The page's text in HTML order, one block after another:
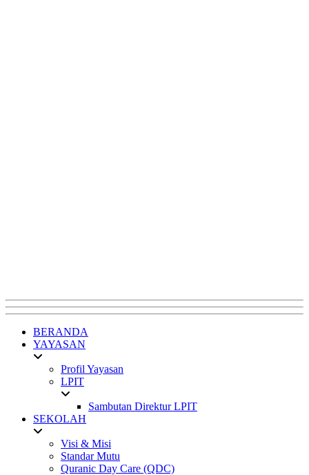
BERANDA
YAYASAN
Profil Yayasan
LPIT
Sambutan Direktur LPIT
SEKOLAH
Visi & Misi
Standar Mutu
Quranic Day Care (QDC)